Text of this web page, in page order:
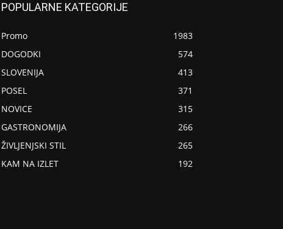
POPULARNE KATEGORIJE
Promo
1983
DOGODKI
574
SLOVENIJA
413
POSEL
371
NOVICE
315
GASTRONOMIJA
266
ŽIVLJENJSKI STIL
265
KAM NA IZLET
192